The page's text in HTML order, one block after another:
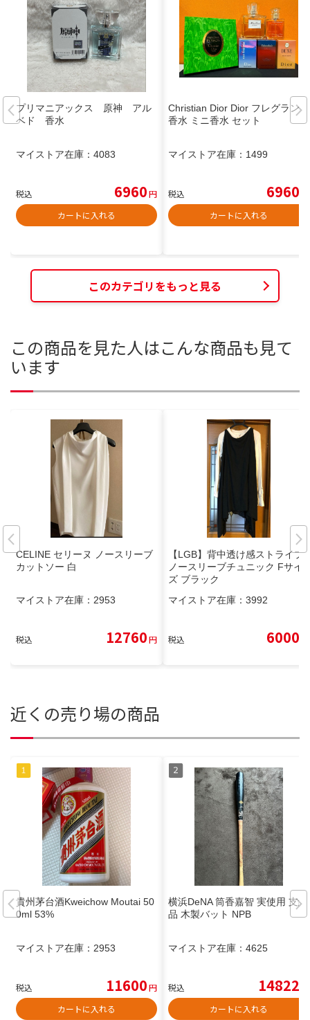
プリマニアックス 原神 アル
ベド 香水
マイストア在庫： 4083
税込 6960円
カートに入れる
Christian Dior Dior フレグランス
香水 ミニ香水 セット
マイストア在庫： 1499
税込 6960
カートに入れる
このカテゴリをもっと見る
この商品を見た人はこんな商品も見て
います
CELINE セリーヌ ノースリーブ
カットソー 白
マイストア在庫： 2953
税込 12760円
【LGB】背中透け感ストライプ
ノースリーブチュニック Fサイ
ズ ブラック
マイストア在庫： 3992
税込 6000
近くの売り場の商品
貴州茅台酒Kweichow Moutai 50
0ml 53%
マイストア在庫： 2953
税込 11600円
カートに入れる
横浜DeNA 筒香嘉智 実使用 支給
品 木製バット NPB
マイストア在庫： 4625
税込 14822
カートに入れる